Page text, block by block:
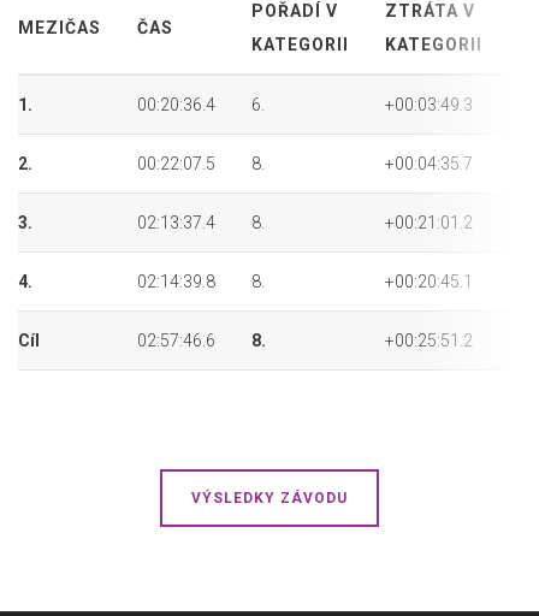
MEZIČAS ČAS
POŘADÍ V
KATEGORII
ZTRÁTA V
KATEGORII
1. 00:20:36.4 6. +00:03:49.3
2. 00:22:07.5 8. +00:04:35.7
3. 02:13:37.4 8. +00:21:01.2
4. 02:14:39.8 8. +00:20:45.1
Cíl 02:57:46.6 8. +00:25:51.2
VÝSLEDKY ZÁVODU